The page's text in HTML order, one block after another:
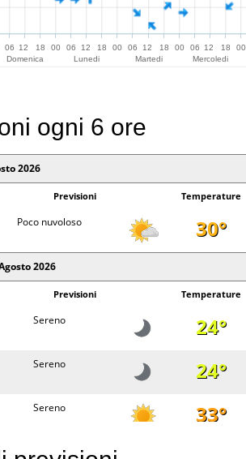
06
12
Domenica
18 00 06
12
Lunedi
18 00 06
12
Martedi
18 00 06
12
Mercoledi
18 00
ogni 6 ore
2026
Previsioni Temperature
Poco nuvoloso 30°
2026
Previsioni Temperature
Sereno 24°
Sereno 24°
Sereno 33°
nuvoloso